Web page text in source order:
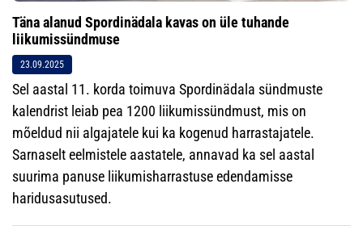
Täna alanud Spordinädala kavas on üle tuhande
liikumissündmuse
23.09.2025
Sel aastal 11. korda toimuva Spordinädala sündmuste
kalendrist leiab pea 1200 liikumissündmust, mis on
mõeldud nii algajatele kui ka kogenud harrastajatele.
Sarnaselt eelmistele aastatele, annavad ka sel aastal
suurima panuse liikumisharrastuse edendamisse
haridusasutused.